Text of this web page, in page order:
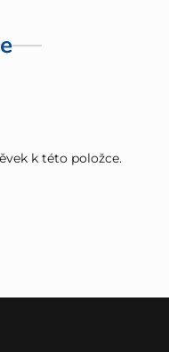
k této položce.